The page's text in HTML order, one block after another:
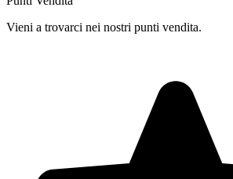
Vieni a trovarci nei nostri punti vendita.